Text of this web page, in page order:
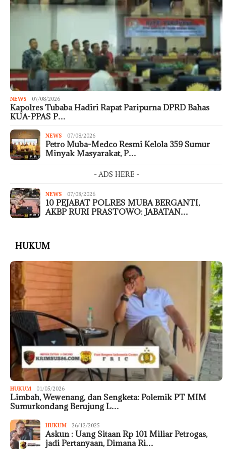
NEWS 07/08/2026
Kapolres Tubaba Hadiri Rapat Paripurna DPRD Bahas
KUA-PPAS P…
NEWS 07/08/2026
Petro Muba-Medco Resmi Kelola 359 Sumur
Minyak Masyarakat, P…
- ADS HERE -
NEWS 07/08/2026
10 PEJABAT POLRES MUBA BERGANTI,
AKBP RURI PRASTOWO: JABATAN…
HUKUM
HUKUM 01/05/2026
Limbah, Wewenang, dan Sengketa: Polemik PT MIM
Sumurkondang Berujung L…
HUKUM 26/12/2025
Askun : Uang Sitaan Rp 101 Miliar Petrogas,
jadi Pertanyaan, Dimana Ri…